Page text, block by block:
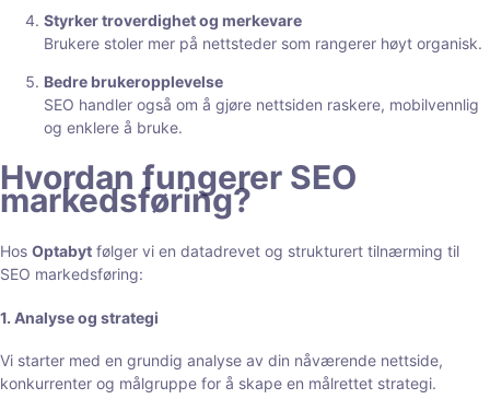
Styrker troverdighet og merkevare
Brukere stoler mer på nettsteder som rangerer høyt organisk.
Bedre brukeropplevelse
SEO handler også om å gjøre nettsiden raskere, mobilvennlig
og enklere å bruke.
Hvordan fungerer SEO
markedsføring?
Hos Optabyt følger vi en datadrevet og strukturert tilnærming til
SEO markedsføring:
1. Analyse og strategi
Vi starter med en grundig analyse av din nåværende nettside,
konkurrenter og målgruppe for å skape en målrettet strategi.